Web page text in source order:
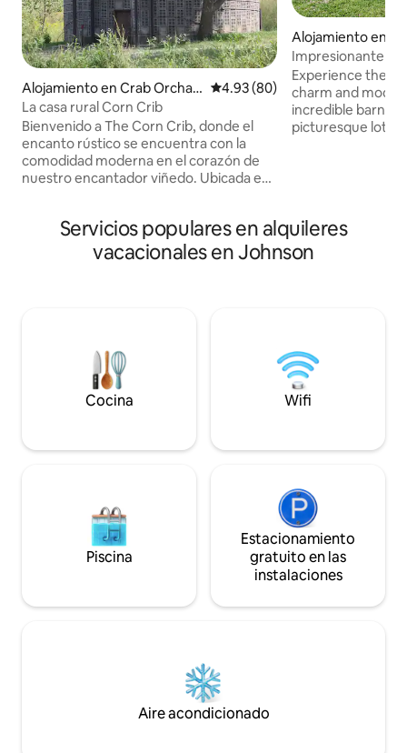
Alojamiento en Crab Orchar
d
Calificación promedio: 4.93 de
4.93 (80)
La casa rural Corn Crib
Bienvenido a The Corn Crib, donde el
encanto rústico se encuentra con la
comodidad moderna en el corazón de
nuestro encantador viñedo. Ubicada en
ofrece un refugio tranquilo como ningún
campo de invitados única, ya que era
por la mañana o bebiendo vino viendo la
puesta de sol, disfrutarás del tiempo de
Alojamiento en
Impresionante
cielo
Experience the
charm and
incredible
picturesque lot
open-concept
the sunset from
this one-of-a-
Servicios populares en alquileres
vacacionales en Johnson
Cocina Wifi
Piscina
Estacionamiento
gratuito en las
instalaciones
Aire acondicionado